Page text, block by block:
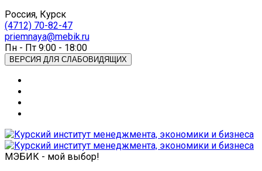
Россия, Курск
(4712) 70-82-47
priemnaya@mebik.ru
Пн - Пт 9:00 - 18:00
ВЕРСИЯ ДЛЯ СЛАБОВИДЯЩИХ
МЭБИК - мой выбор!